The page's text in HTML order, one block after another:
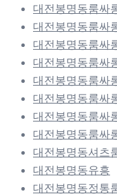
대전봉명동룸싸
대전봉명동룸싸
대전봉명동룸싸
대전봉명동룸싸
대전봉명동룸싸
대전봉명동룸싸
대전봉명동룸싸
대전봉명동룸싸
대전봉명동셔츠
대전봉명동유흥
대전봉명동정통